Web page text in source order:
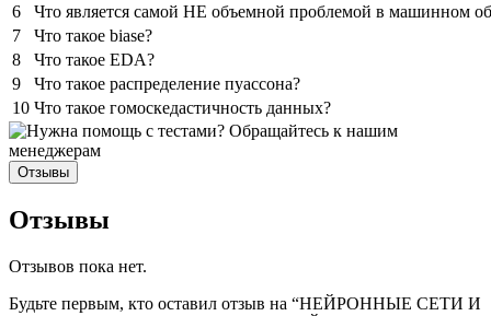
6
Что является самой НЕ объемной проблемой в машинном
7
Что такое biase?
8
Что такое EDA?
9
Что такое распределение пуассона?
10 Что такое гомоскедастичность данных?
Отзывы
Отзывы
Отзывов пока нет.
Будьте первым, кто оставил отзыв на “НЕЙРОННЫЕ СЕТИ И